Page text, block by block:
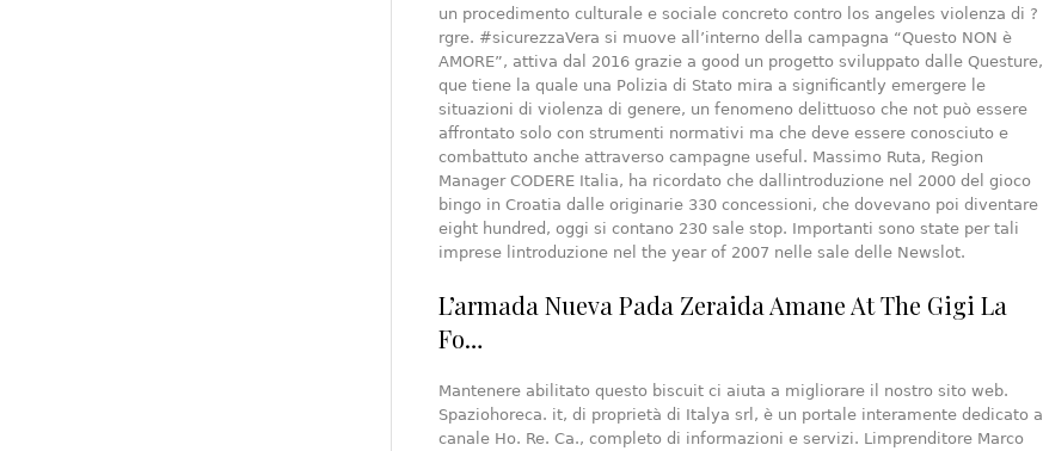
un procedimento culturale e sociale concreto contro los angeles violenza di ?
rgre. #sicurezzaVera si muove all’interno della campagna “Questo NON è
AMORE”, attiva dal 2016 grazie a good un progetto sviluppato dalle Questure,
que tiene la quale una Polizia di Stato mira a significantly emergere le
situazioni di violenza di genere, un fenomeno delittuoso che not può essere
affrontato solo con strumenti normativi ma che deve essere conosciuto e
combattuto anche attraverso campagne useful. Massimo Ruta, Region
Manager CODERE Italia, ha ricordato che dallintroduzione nel 2000 del gioco
bingo in Croatia dalle originarie 330 concessioni, che dovevano poi diventare
eight hundred, oggi si contano 230 sale stop. Importanti sono state per tali
imprese lintroduzione nel the year of 2007 nelle sale delle Newslot.
L’armada Nueva Pada Zeraida Amane At The Gigi La
Fo…
Mantenere abilitato questo biscuit ci aiuta a migliorare il nostro sito web.
Spaziohoreca. it, di proprietà di Italya srl, è un portale interamente dedicato al
canale Ho. Re. Ca., completo di informazioni e servizi. Limprenditore Marco